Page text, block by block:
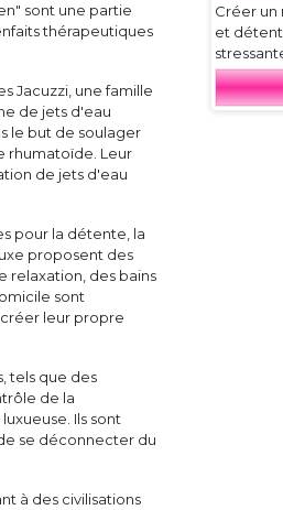
sont une partie
thérapeutiques
Jacuzzi, une famille
de jets d'eau
le but de soulager
rhumatoïde. Leur
de jets d'eau
pour la détente, la
proposent des
relaxation, des bains
sont
leur propre
tels que des
de la
Ils sont
se déconnecter du
à des civilisations
Créer un
et